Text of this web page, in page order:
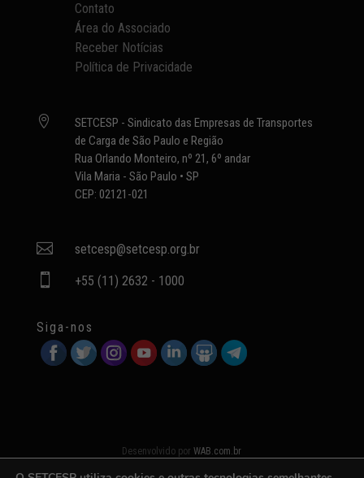
Contato
Área do Associado
Receber Notícias
Política de Privacidade

SETCESP - Sindicato das Empresas de Transportes
de Carga de São Paulo e Região
Rua Orlando Monteiro, nº 21, 6º andar
Vila Maria - São Paulo • SP
CEP: 02121-021
 setcesp@setcesp.org.br
 +55 (11) 2632 - 1000
Siga-nos
Desenvolvido porWAB.com.br